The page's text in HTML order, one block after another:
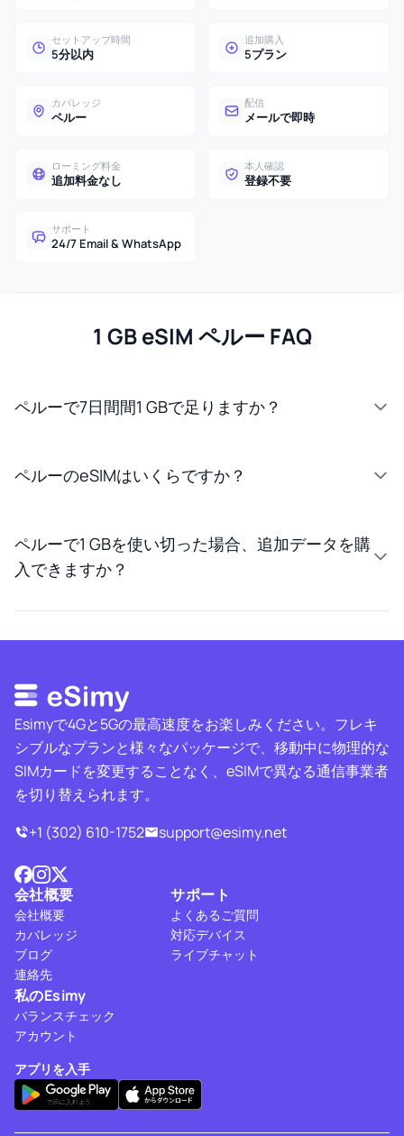
セットアップ時間
5分以内
追加購入
5プラン
カバレッジ
ペルー
配信
メールで即時
ローミング料金
追加料金なし
本人確認
登録不要
サポート
24/7 Email & WhatsApp
1 GB eSIM ペルー FAQ
ペルーで7日間間1 GBで足りますか？
ペルーのeSIMはいくらですか？
ペルーで1 GBを使い切った場合、追加データを購
入できますか？
Esimyで4Gと5Gの最高速度をお楽しみください。フレキ
シブルなプランと様々なパッケージで、移動中に物理的な
SIMカードを変更することなく、eSIMで異なる通信事業者
を切り替えられます。
+1 (302) 610-1752
support@esimy.net
会社概要
会社概要
カバレッジ
ブログ
連絡先
サポート
よくあるご質問
対応デバイス
ライブチャット
私のEsimy
バランスチェック
アカウント
アプリを入手